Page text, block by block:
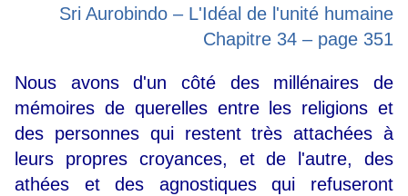
Sri Aurobindo – L'Idéal de l'unité humaine
Chapitre 34 – page 351
Nous avons d'un côté des millénaires de
mémoires de querelles entre les religions et
des personnes qui restent très attachées à
leurs propres croyances, et de l'autre, des
athées et des agnostiques qui refuseront